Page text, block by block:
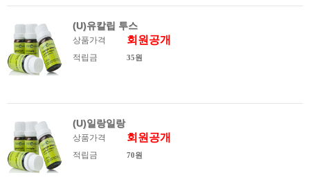
(U)유칼립 투스
상품가격 회원공개
적립금 35원
(U)일랑일랑
상품가격 회원공개
적립금 70원